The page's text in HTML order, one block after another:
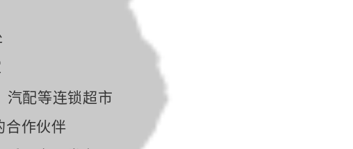
汽配等连锁超市
合作伙伴